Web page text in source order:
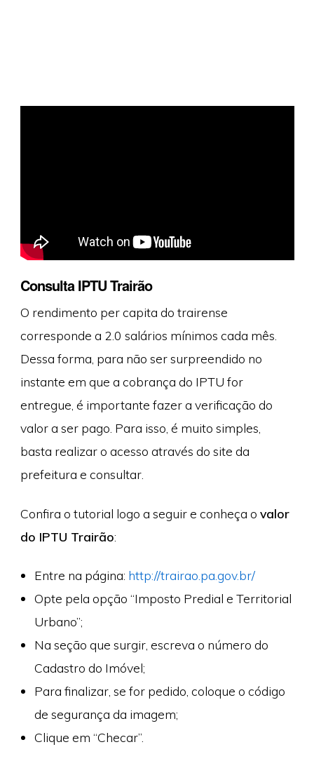
Consulta IPTU Trairão
O rendimento per capita do trairense
corresponde a 2.0 salários mínimos cada mês.
Dessa forma, para não ser surpreendido no
instante em que a cobrança do IPTU for
entregue, é importante fazer a verificação do
valor a ser pago. Para isso, é muito simples,
basta realizar o acesso através do site da
prefeitura e consultar.
Confira o tutorial logo a seguir e conheça o valor
do IPTU Trairão:
Entre na página: http://trairao.pa.gov.br/
Opte pela opção “Imposto Predial e Territorial
Urbano”;
Na seção que surgir, escreva o número do
Cadastro do Imóvel;
Para finalizar, se for pedido, coloque o código
de segurança da imagem;
Clique em “Checar”.